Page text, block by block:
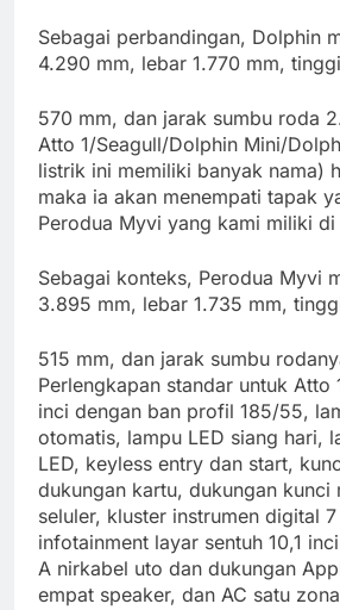
Sebagai perbandingan, Dolphin
4.290 mm, lebar 1.770 mm,
570 mm, dan jarak sumbu roda
Atto 1/Seagull/Dolphin Mini/
listrik ini memiliki banyak nama)
maka ia akan menempati tapak
Perodua Myvi yang kami miliki di
Sebagai konteks, Perodua Myvi
3.895 mm, lebar 1.735 mm,
515 mm, dan jarak sumbu
Perlengkapan standar untuk Atto
inci dengan ban profil 185/55,
otomatis, lampu LED siang hari,
LED, keyless entry dan start,
dukungan kartu, dukungan kunci
seluler, kluster instrumen digital
infotainment layar sentuh 10,1
A nirkabel uto dan dukungan
empat speaker, dan AC satu